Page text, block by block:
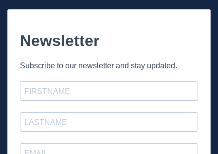
Newsletter
Subscribe to our newsletter and stay updated.